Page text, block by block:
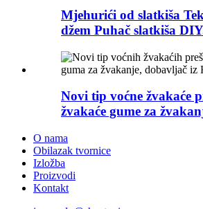
Mjehurići od slatkiša
džem Puhač slatkiša
Novi tip voćne žvakaće
žvakaće gume za
O nama
Obilazak tvornice
Izložba
Proizvodi
Kontakt